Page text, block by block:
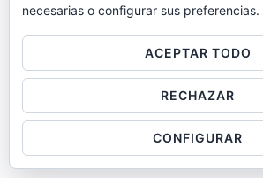
necesarias o configurar sus preferencias.
ACEPTAR TODO
RECHAZAR
CONFIGURAR